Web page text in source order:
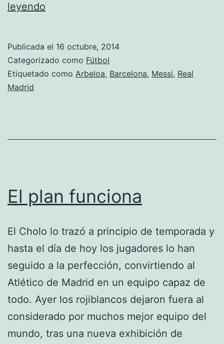
leyendo
Messi,
diez
Publicada el 16 octubre, 2014
Categorizado como Fútbol
Etiquetado como Arbeloa, Barcelona, Messi, Real
Madrid
El plan funciona
El Cholo lo trazó a principio de temporada y
hasta el día de hoy los jugadores lo han
seguido a la perfección, convirtiendo al
Atlético de Madrid en un equipo capaz de
todo. Ayer los rojiblancos dejaron fuera al
considerado por muchos mejor equipo del
mundo, tras una nueva exhibición de